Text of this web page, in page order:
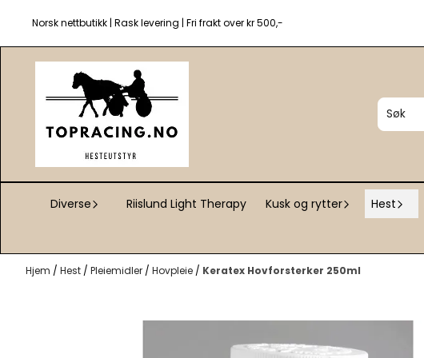
Hopp til innhold
Norsk nettbutikk | Rask levering | Fri frakt over kr 500,-
Diverse Riislund Light Therapy Kusk og rytter Hest
Hjem / Hest / Pleiemidler / Hovpleie / Keratex Hovforsterker 250ml